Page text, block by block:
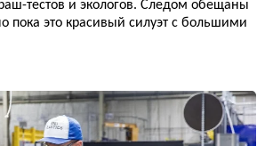
тестов и экологов. Следом обещаны
пока это красивый силуэт с большими